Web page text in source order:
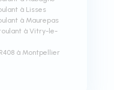
à Lisses
à Maurepas
à Vitry-le-
à Montpellier